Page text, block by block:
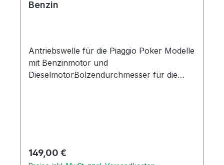
Benzin
Antriebswelle für die Piaggio Poker Modelle
mit Benzinmotor und
DieselmotorBolzendurchmesser für die
Regulärer Preis:
149,00 €